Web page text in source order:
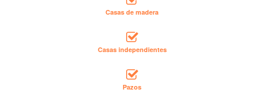
Casas de madera
Casas independientes
Pazos